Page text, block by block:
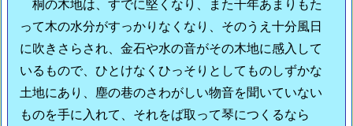
桐の木地は、すでに堅くなり、また千年あまりもた
って木の水分がすっかりなくなり、そのうえ十分風日
に吹きさらされ、金石や水の音がその木地に感入して
いるもので、ひとけなくひっそりとしてものしずかな
土地にあり、塵の巷のさわがしい物音を聞いていない
ものを手に入れて、それをば取って琴につくるなら